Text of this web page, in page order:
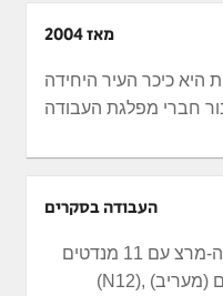
מאז 2004
היא כיכר העיר היחידה
העבודה בסקרים
, העבודה-מרצ עם 11 מנדטים